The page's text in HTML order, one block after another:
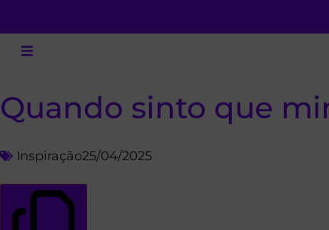
Quando sinto que
Inspiração25/04/2025